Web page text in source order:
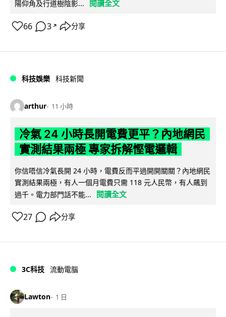
陽仰角及行道樹陰影...
閱讀全文
66 3 ↗ 分享
科技娛樂 科技新聞
arthur 11 小時
冷氣 24 小時長開電費更平？內地網民
實測結果兩極 專家拆解慳電邏輯
你信唔信冷氣長開 24 小時，電費反而平過開開關關？內地網民
實測結果兩極，有人一個月電費只需 118 元人民幣，有人飆到
過千。電力部門話不能...
閱讀全文
27 分享
3C科技 流動電腦
Lawton 1 日